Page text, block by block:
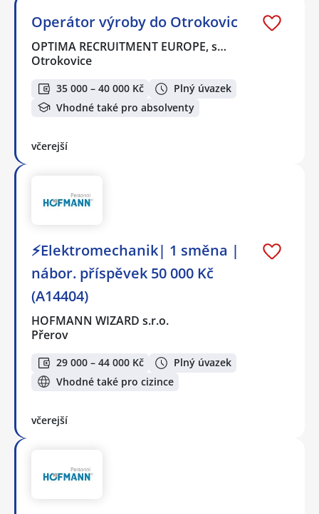
Operátor výroby do Otrokovic
OPTIMA RECRUITMENT EUROPE, s…
Otrokovice
35 000 – 40 000 Kč
Plný úvazek
Vhodné také pro absolventy
včerejší
⚡Elektromechanik| 1 směna |
nábor. příspěvek 50 000 Kč
(A14404)
HOFMANN WIZARD s.r.o.
Přerov
29 000 – 44 000 Kč
Plný úvazek
Vhodné také pro cizince
včerejší